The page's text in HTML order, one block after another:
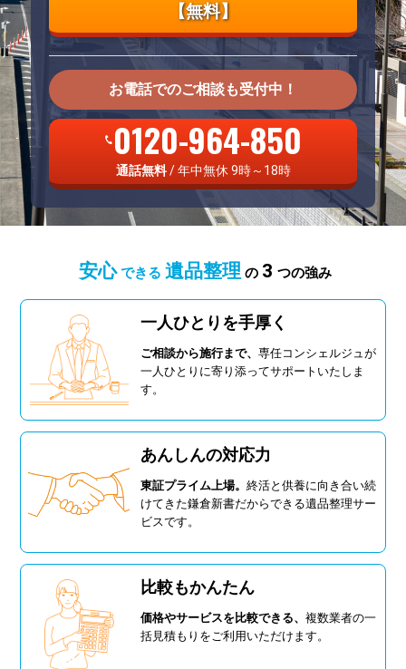
【無料】
お電話でのご相談も受付中！
0120-964-850
通話無料/ 年中無休 9時～18時
安心 できる 遺品整理 の 3 つの強み
一人ひとりを手厚く
ご相談から施行まで、専任コンシェルジュが
一人ひとりに寄り添ってサポートいたしま
す。
あんしんの対応力
東証プライム上場。終活と供養に向き合い続
けてきた鎌倉新書だからできる遺品整理サー
ビスです。
比較もかんたん
価格やサービスを比較できる、複数業者の一
括見積もりをご利用いただけます。